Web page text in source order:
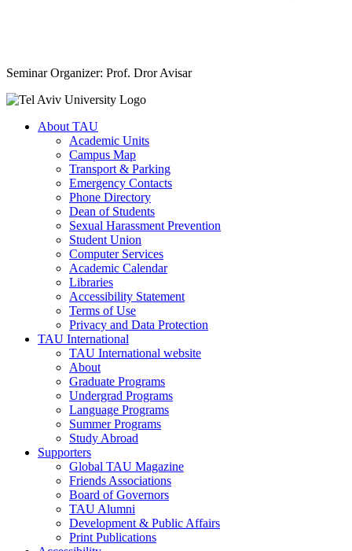
Seminar Organizer: Prof. Dror Avisar
About TAU
Academic Units
Campus Map
Transport & Parking
Emergency Contacts
Phone Directory
Dean of Students
Sexual Harassment Prevention
Student Union
Computer Services
Academic Calendar
Libraries
Accessibility Statement
Terms of Use
Privacy and Data Protection
TAU International
TAU International website
About
Graduate Programs
Undergrad Programs
Language Programs
Summer Programs
Study Abroad
Supporters
Global TAU Magazine
Friends Associations
Board of Governors
TAU Alumni
Development & Public Affairs
Print Publications